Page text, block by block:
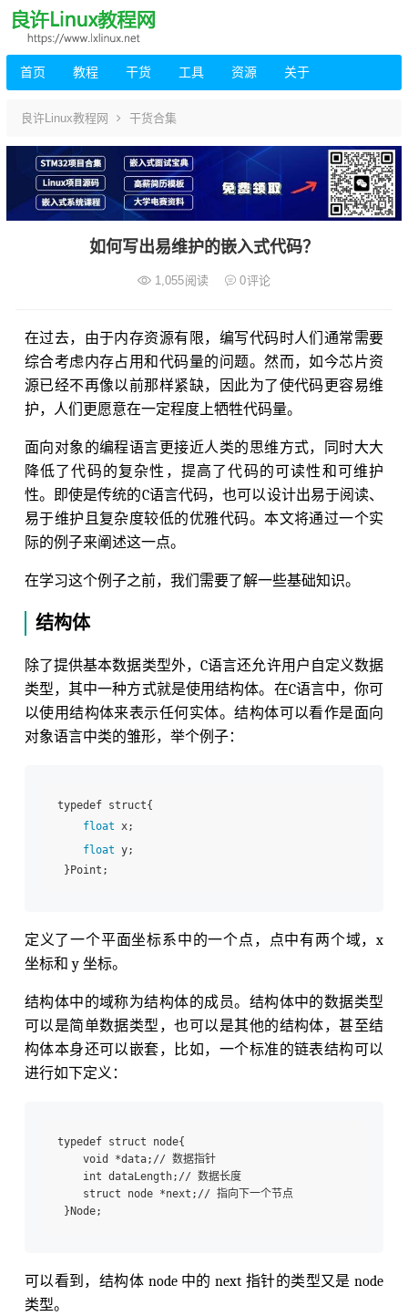
首页 教程 干货 工具 资源 关于
良许Linux教程网 干货合集
如何写出易维护的嵌入式代码？
1,055阅读 0评论
在过去，由于内存资源有限，编写代码时人们通常需要
综合考虑内存占用和代码量的问题。然而，如今芯片资
源已经不再像以前那样紧缺，因此为了使代码更容易维
护，人们更愿意在一定程度上牺牲代码量。
面向对象的编程语言更接近人类的思维方式，同时大大
降低了代码的复杂性，提高了代码的可读性和可维护
性。即使是传统的C语言代码，也可以设计出易于阅读、
易于维护且复杂度较低的优雅代码。本文将通过一个实
际的例子来阐述这一点。
在学习这个例子之前，我们需要了解一些基础知识。
结构体
除了提供基本数据类型外，C语言还允许用户自定义数据
类型，其中一种方式就是使用结构体。在C语言中，你可
以使用结构体来表示任何实体。结构体可以看作是面向
对象语言中类的雏形，举个例子：
typedef struct{
float x;
float y;
定义了一个平面坐标系中的一个点，点中有两个域，x
坐标和 y 坐标。
结构体中的域称为结构体的成员。结构体中的数据类型
可以是简单数据类型，也可以是其他的结构体，甚至结
构体本身还可以嵌套，比如，一个标准的链表结构可以
进行如下定义：
typedef struct node{
void *data;// 数据指针
int dataLength;// 数据长度
struct node *next;// 指向下一个节点
可以看到，结构体 node 中的 next 指针的类型又是 node
类型。